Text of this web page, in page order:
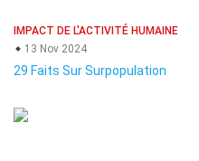
IMPACT DE L'ACTIVITÉ HUMAINE
13 Nov 2024
29 Faits Sur Surpopulation